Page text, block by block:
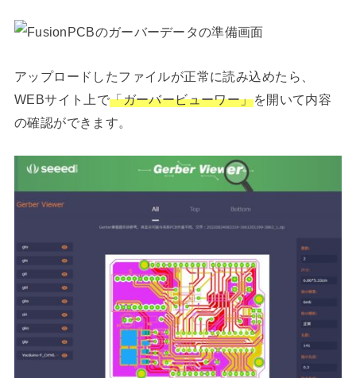
アップロードしたファイルが正常に読み込めたら、
WEBサイト上で「ガーバービューワー」を開いて内容
の確認ができます。